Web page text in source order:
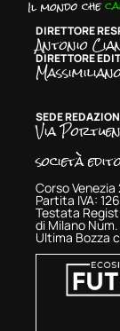
DIRETTORE
Antonio
DIRETTORE
SEDE
Via
società
Corso Venezia
Partita IVA:
Testata
di Milano
Ultima Bozza